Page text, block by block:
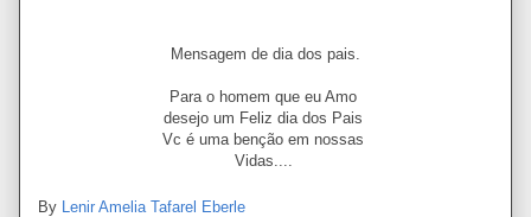
Mensagem de dia dos pais.
Para o homem que eu Amo
desejo um Feliz dia dos Pais
Vc é uma benção em nossas
Vidas....
By Lenir Amelia Tafarel Eberle